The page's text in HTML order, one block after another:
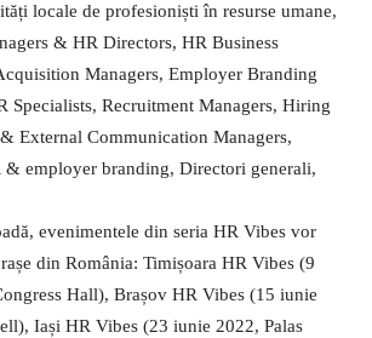
locale de profesioniști în resurse umane,
& HR Directors, HR Business
Managers, Employer Branding
Specialists, Recruitment Managers, Hiring
External Communication Managers,
& employer branding, Directori generali,
evenimentele din seria HR Vibes vor
din România: Timișoara HR Vibes (9
Hall), Brașov HR Vibes (15 iunie
Iași HR Vibes (23 iunie 2022, Palas